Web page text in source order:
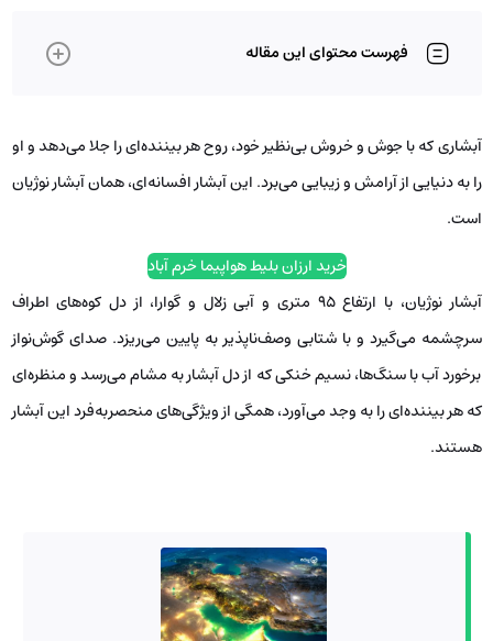
فهرست محتوای این مقاله
آبشاری که با جوش و خروش بی‌نظیر خود، روح هر بیننده‌ای را جلا می‌دهد و او
را به دنیایی از آرامش و زیبایی می‌برد. این آبشار افسانه‌ای، همان آبشار نوژیان
است.
خرید ارزان بلیط هواپیما خرم آباد
آبشار نوژیان، با ارتفاع 95 متری و آبی زلال و گوارا، از دل کوه‌های اطراف
سرچشمه می‌گیرد و با شتابی وصف‌ناپذیر به پایین می‌ریزد. صدای گوش‌نواز
برخورد آب با سنگ‌ها، نسیم خنکی که از دل آبشار به مشام می‌رسد و منظره‌ای
که هر بیننده‌ای را به وجد می‌آورد، همگی از ویژگی‌های منحصربه‌فرد این آبشار
هستند.